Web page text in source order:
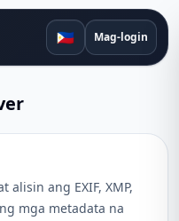
🇵🇭 Mag-login
ang EXIF, XMP,
mga metadata na